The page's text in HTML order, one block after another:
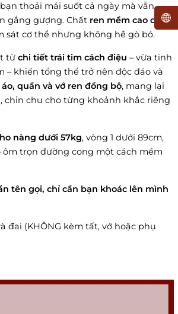
thoải mái suốt cả ngày mà vẫn
gắng gượng. Chất ren mềm cao cấp,
sát cơ thể nhưng không hề gò bó.
từ chi tiết trái tim cách điệu – vừa tinh
– khiến tổng thể trở nên độc đáo và
áo, quần và vớ ren đồng bộ, mang lại
chỉn chu cho từng khoảnh khắc riêng
nàng dưới 57kg, vòng 1 dưới 89cm,
ôm trọn đường cong một cách mềm
tên gọi, chỉ cần bạn khoác lên mình
đai (KHÔNG kèm tất, vớ hoặc phụ